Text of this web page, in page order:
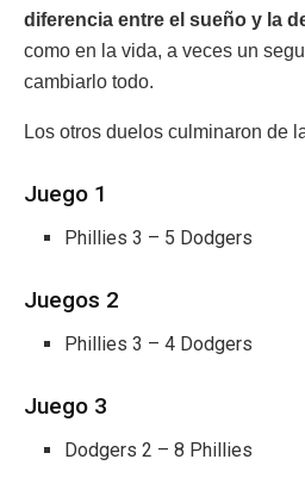
diferencia entre el sueño y la
como en la vida, a veces un
cambiarlo todo.
Los otros duelos culminaron de
Juego 1
Phillies 3 – 5 Dodgers
Juegos 2
Phillies 3 – 4 Dodgers
Juego 3
Dodgers 2 – 8 Phillies